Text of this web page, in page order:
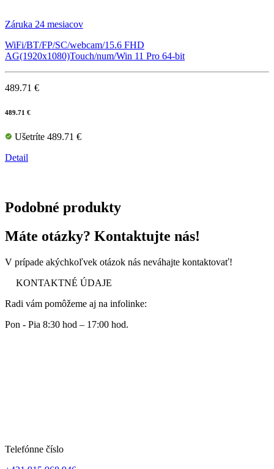
Záruka 24 mesiacov
WiFi/BT/FP/SC/webcam/15.6 FHD
AG(1920x1080)Touch/num/Win 11 Pro 64-bit
489.71 €
489.71 €
Ušetríte 489.71 €
Detail
Podobné produkty
Máte otázky? Kontaktujte nás!
V prípade akýchkoľvek otázok nás neváhajte kontaktovať!
KONTAKTNÉ ÚDAJE
Radi vám pomôžeme aj na infolinke:
Pon - Pia 8:30 hod – 17:00 hod.
Telefónne číslo